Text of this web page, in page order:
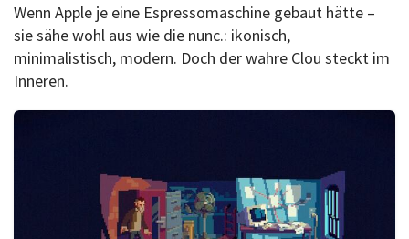
Wenn Apple je eine Espressomaschine gebaut hätte –
sie sähe wohl aus wie die nunc.: ikonisch,
minimalistisch, modern. Doch der wahre Clou steckt im
Inneren.